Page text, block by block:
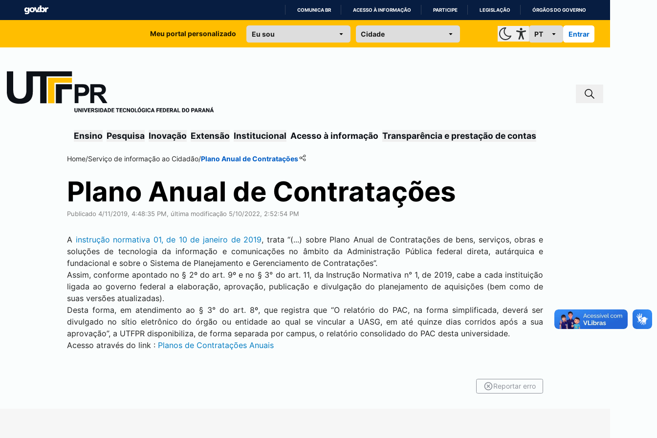
IR
COMUNICA BR ACESSO À INFORMAÇÃO PARTICIPE LEGISLAÇÃO ÓRGÃOS DO GOVERNO
Meu portal personalizado Entrar
Ensino Pesquisa Inovação Extensão Institucional Acesso à informação Transparência e prestação de contas
Home/Serviço de informação ao Cidadão/Plano Anual de Contratações
Plano Anual de Contratações
Publicado 4/11/2019, 4:48:35 PM, última modificação 5/10/2022, 2:52:54 PM
A instrução normativa 01, de 10 de janeiro de 2019, trata “(...) sobre Plano Anual de Contratações de bens, serviços, obras e
soluções de tecnologia da informação e comunicações no âmbito da Administração Pública federal direta, autárquica e
fundacional e sobre o Sistema de Planejamento e Gerenciamento de Contratações”.
Assim, conforme apontado no § 2º do art. 9º e no § 3° do art. 11, da Instrução Normativa n° 1, de 2019, cabe a cada instituição
ligada ao governo federal a elaboração, aprovação, publicação e divulgação do planejamento de aquisições (bem como de
suas versões atualizadas).
Desta forma, em atendimento ao § 3° do art. 8º, que registra que “O relatório do PAC, na forma simplificada, deverá ser
divulgado no sítio eletrônico do órgão ou entidade ao qual se vincular a UASG, em até quinze dias corridos após a sua
aprovação”, a UTFPR disponibiliza, de forma separada por campus, o relatório consolidado do PAC desta universidade.
Acesso através do link : Planos de Contratações Anuais
Reportar erro